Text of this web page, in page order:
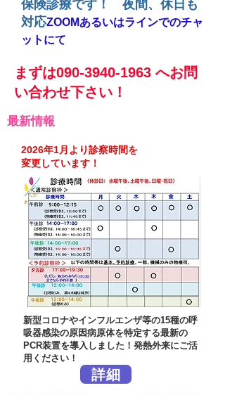
保険診療です！ 夜間、休日も
対応ZOOMあるいはラインでのチャ
ットにて
まずは090-3940-1963 へお問
い合わせ下さい！
最新情報
2026年1月より診察時間を
変更しています！
新型コロナやインフルエンザ等の15種の呼
吸器感染の原因病原体を特定する最新の
PCR装置を導入しました！発熱外来にご活
用ください！
詳細